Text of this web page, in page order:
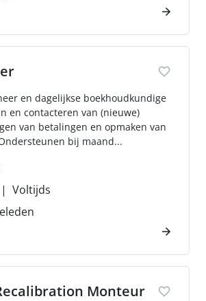
en dagelijkse boekhoudkundige
en contacteren van (nieuwe)
van betalingen en opmaken van
bij maand...
Voltijds
Monteur